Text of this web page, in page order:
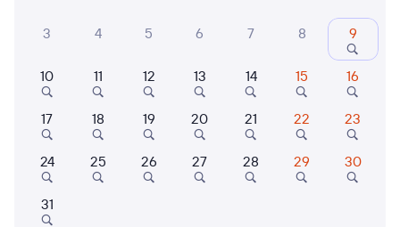
Найти поезда
3 4 5 6 7 8 9
10 11 12 13 14 15 16
17 18 19 20 21 22 23
24 25 26 27 28 29 30
31